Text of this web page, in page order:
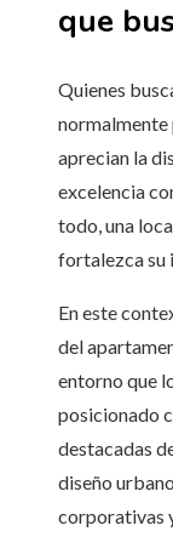
que
Quienes
normalmente
aprecian la
excelencia
todo, una
fortalezca su
En este
del
entorno que
posicionado
destacadas
diseño
corporativas